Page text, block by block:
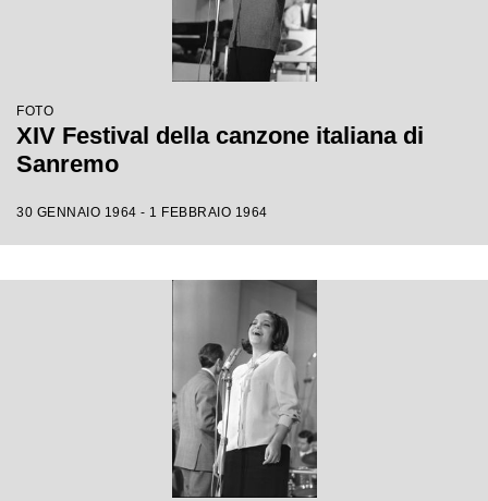
FOTO
XIV Festival della canzone italiana di
Sanremo
30 GENNAIO 1964 - 1 FEBBRAIO 1964